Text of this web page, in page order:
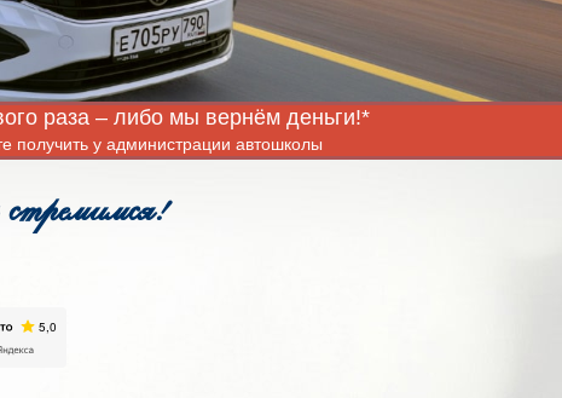
раза – либо мы вернём деньги!*
получить у администрации автошколы